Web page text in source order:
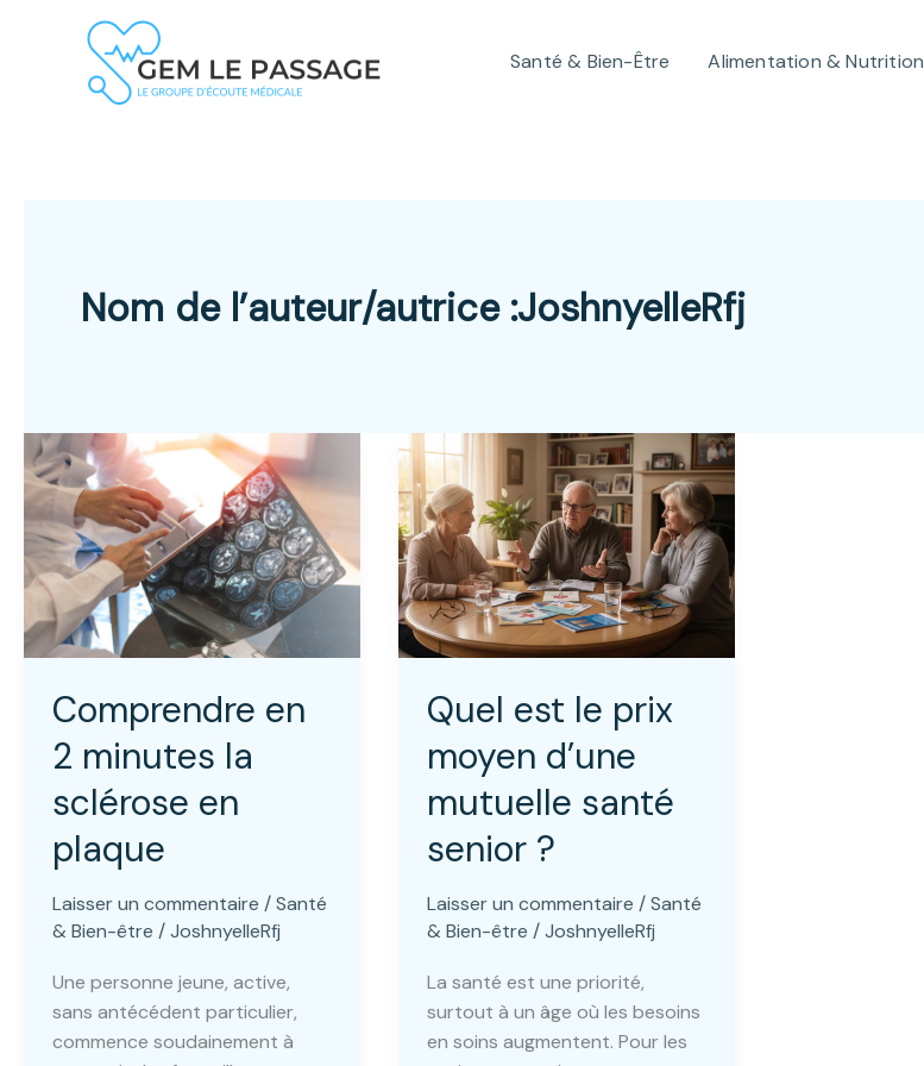
Santé & Bien-Être Alimentation & Nutrition
Nom de l’auteur/autrice :JoshnyelleRfj
Comprendre en
2 minutes la
sclérose en
plaque
Laisser un commentaire /Santé
& Bien-être /JoshnyelleRfj
Une personne jeune, active,
sans antécédent particulier,
commence soudainement à
Quel est le prix
moyen d’une
mutuelle santé
senior ?
Laisser un commentaire /Santé
& Bien-être /JoshnyelleRfj
La santé est une priorité,
surtout à un âge où les besoins
en soins augmentent. Pour les